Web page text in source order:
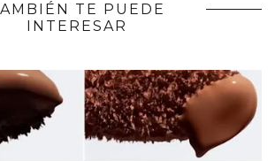
TE PUEDE
INTERESAR